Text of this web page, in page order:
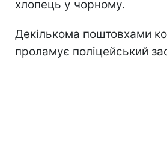
хлопець у чорному.
Декількома поштовхами
проламує поліцейський